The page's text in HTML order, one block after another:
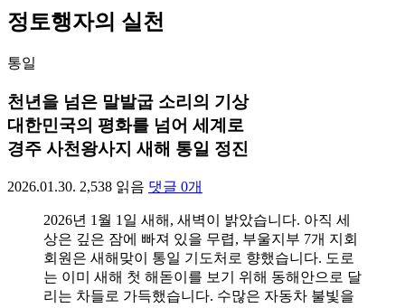
정토행자의 실천
통일
천년을 넘은 말발굽 소리의 기상
대한민국의 평화를 넘어 세계로
경주 사천왕사지 새해 통일 정진
2026.01.30. 2,538 읽음 댓글 0개
2026년 1월 1일 새해, 새벽이 밝았습니다. 아직 세
상은 깊은 잠에 빠져 있을 무렵, 부울지부 7개 지회
회원은 새해맞이 통일 기도처로 향했습니다. 도로
는 이미 새해 첫 해돋이를 보기 위해 동해안으로 달
리는 차들로 가득했습니다. 수많은 자동차 불빛을